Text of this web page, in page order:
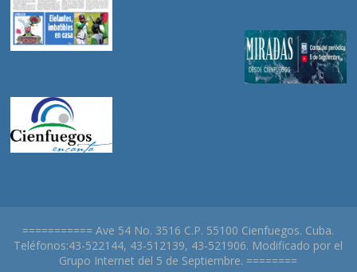
=========== Ave 54 No. 3516 C.P. 55100 Cienfuegos. Cuba.
Teléfonos:43-522144, 43-512139, 43-521906. Modificado por el
Grupo Internet del 5 de Septiembre. ========